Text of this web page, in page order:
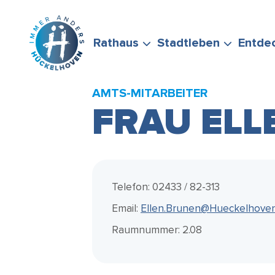
Rathaus Stadtleben
ENGAGEMENT
STELLEN SIE GERNE
AMTS-MITARBEITER
FRAU
Telefon: 02433 / 82-313
Email:
Raumnummer: 2.08